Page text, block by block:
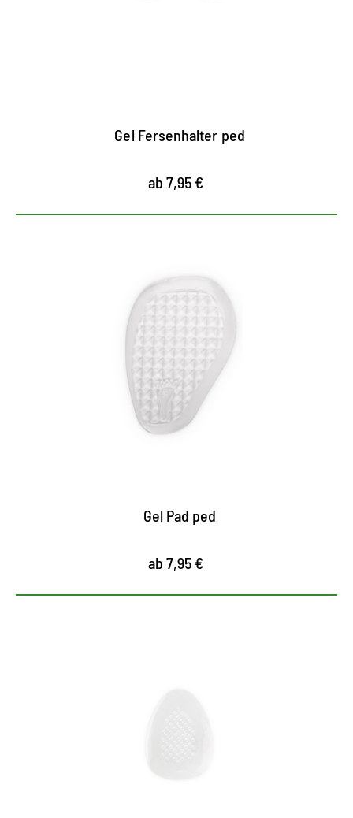
Gel Fersenhalter ped
ab 7,95 €
Selbstklebende Gel-Pads für
HighHeels
polstert den Vorfuß, sorgt für ein angenehmes
Gehen in hohen Schuhen
dämpft den Auftritt
Gel Pad ped
ab 7,95 €